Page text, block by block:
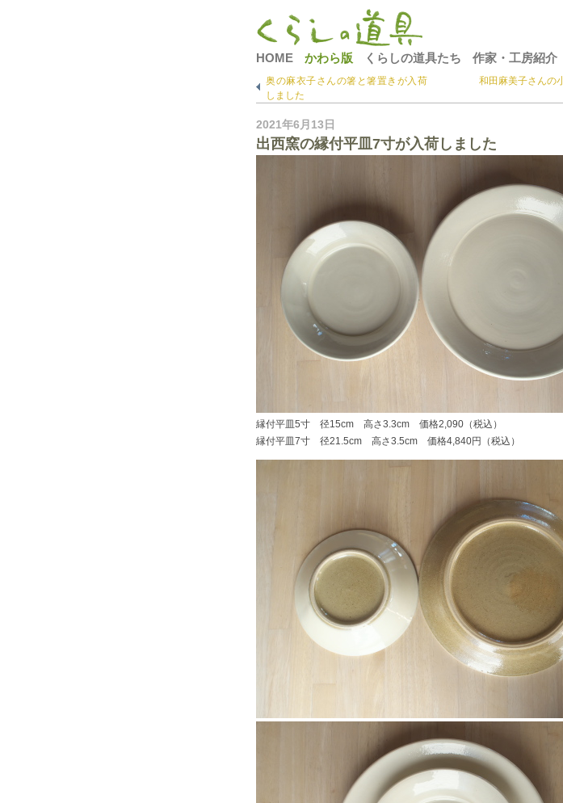
HOME かわら版 くらしの道具たち 作家・工房紹介
奥の麻衣子さんの箸と箸置きが入荷
しました
和田麻美子さんの
2021年6月13日
出西窯の縁付平皿7寸が入荷しました
縁付平皿5寸 径15cm 高さ3.3cm 価格2,090（税込）
縁付平皿7寸 径21.5cm 高さ3.5cm 価格4,840円（税込）